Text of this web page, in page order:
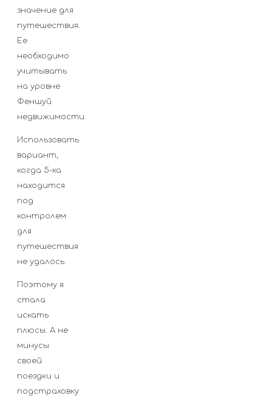
значение для
путешествия.
Ее
необходимо
учитывать
на уровне
Феншуй
недвижимости.
Использовать
вариант,
когда 5-ка
находится
под
контролем
для
путешествия
не удалось.
Поэтому я
стала
искать
плюсы. А не
минусы
своей
поездки и
подстраховку